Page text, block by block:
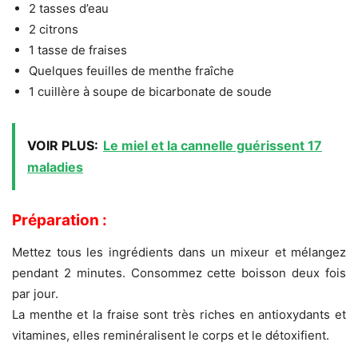
2 tasses d’eau
2 citrons
1 tasse de fraises
Quelques feuilles de menthe fraîche
1 cuillère à soupe de bicarbonate de soude
VOIR PLUS: Le miel et la cannelle guérissent 17
maladies
Préparation :
Mettez tous les ingrédients dans un mixeur et mélangez
pendant 2 minutes. Consommez cette boisson deux fois
par jour.
La menthe et la fraise sont très riches en antioxydants et
vitamines, elles reminéralisent le corps et le détoxifient.